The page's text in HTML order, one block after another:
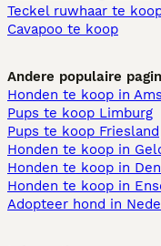
Teckel ruwhaar te
Cavapoo te koop
Andere populaire
Honden te koop in
Pups te koop Limburg​
Pups te koop Friesland​
Honden te koop in
Honden te koop in
Honden te koop in
Adopteer hond in